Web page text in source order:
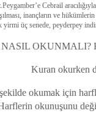
Cebrail
inançların ve
yirmi üç senede, peyderpey
OKUNMALI?
Kuran okurken
okumak için
okunuşunu